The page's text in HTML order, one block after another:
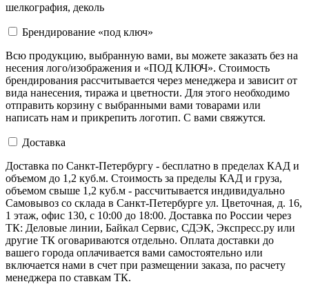
шелкография, деколь
Брендирование «под ключ»
Всю продукцию, выбранную вами, вы можете заказать без на
несения лого/изображения и «ПОД КЛЮЧ». Стоимость
брендирования рассчитывается через менеджера и зависит от
вида нанесения, тиража и цветности. Для этого необходимо
отправить корзину с выбранными вами товарами или
написать нам и прикрепить логотип. С вами свяжутся.
Доставка
Доставка по Санкт-Петербургу - бесплатно в пределах КАД и
объемом до 1,2 куб.м. Стоимость за пределы КАД и груза,
объемом свыше 1,2 куб.м - рассчитывается индивидуально
Самовывоз со склада в Санкт-Петербурге ул. Цветочная, д. 16,
1 этаж, офис 130, с 10:00 до 18:00. Доставка по России через
ТК: Деловые линии, Байкал Сервис, СДЭК, Экспресс.ру или
другие ТК оговариваются отдельно. Оплата доставки до
вашего города оплачивается вами самостоятельно или
включается нами в счет при размещении заказа, по расчету
менеджера по ставкам ТК.